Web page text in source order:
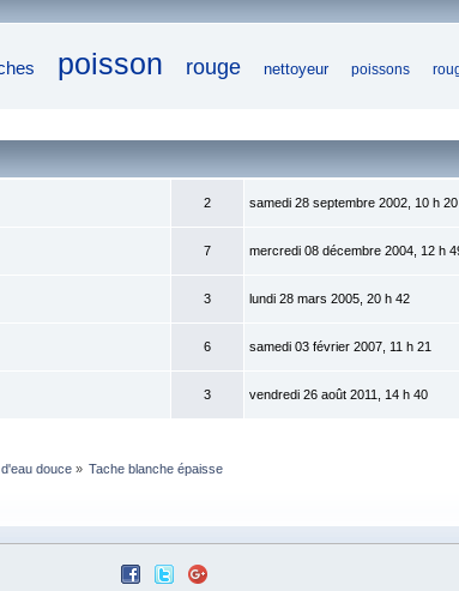
poisson rouge nettoyeur poissons
2 samedi 28 septembre 2002, 10 h 20
7 mercredi 08 décembre 2004, 12 h
3 lundi 28 mars 2005, 20 h 42
6 samedi 03 février 2007, 11 h 21
3 vendredi 26 août 2011, 14 h 40
douce» Tache blanche épaisse